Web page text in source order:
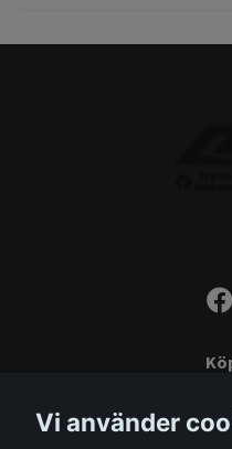
Vi använder